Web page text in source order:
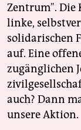
Zentrum". Die
linke,
solidarischen
auf. Eine
zugänglichen
auch? Dann
unsere Aktion.